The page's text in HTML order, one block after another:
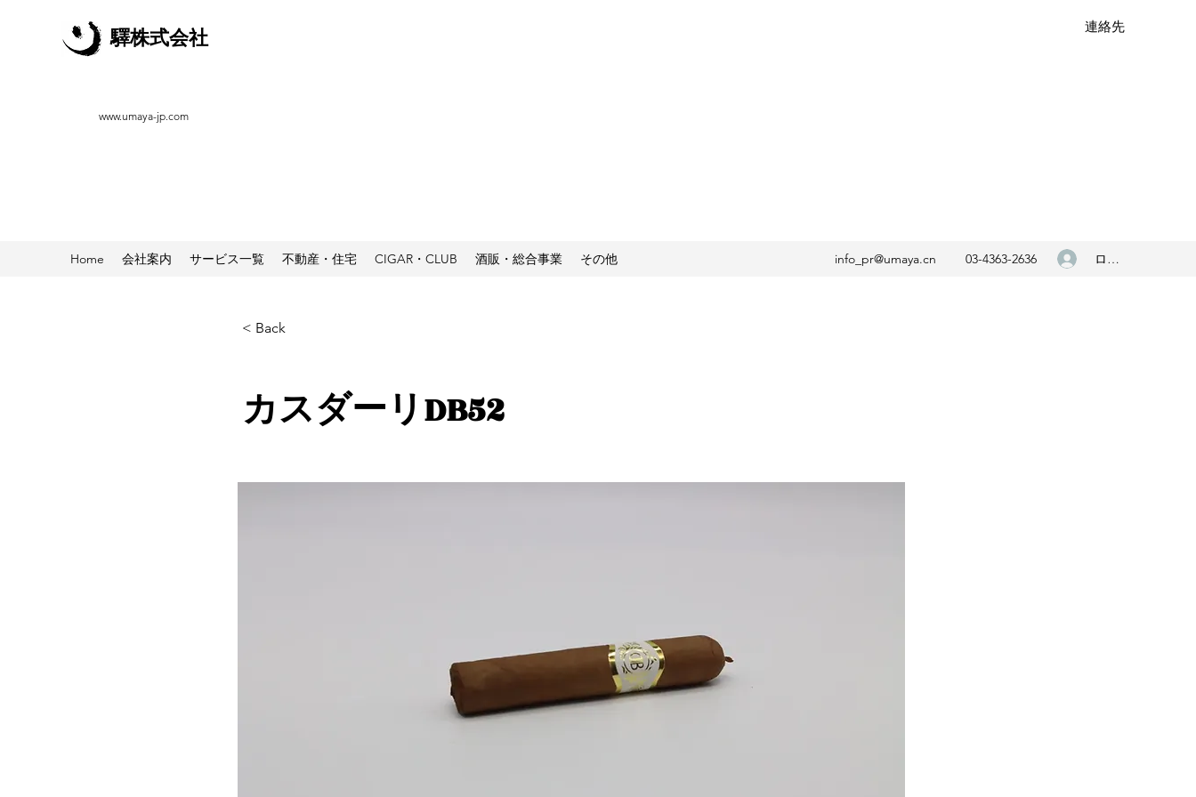
驛株式会社
www.umaya-jp.com
連絡先
Home 会社案内 サービス一覧 不動産・住宅 CIGAR・CLUB 酒販・総合事業 その他 info_pr@umaya.cn 03-4363-2636 ログイン
< Back
カスダーリDB52